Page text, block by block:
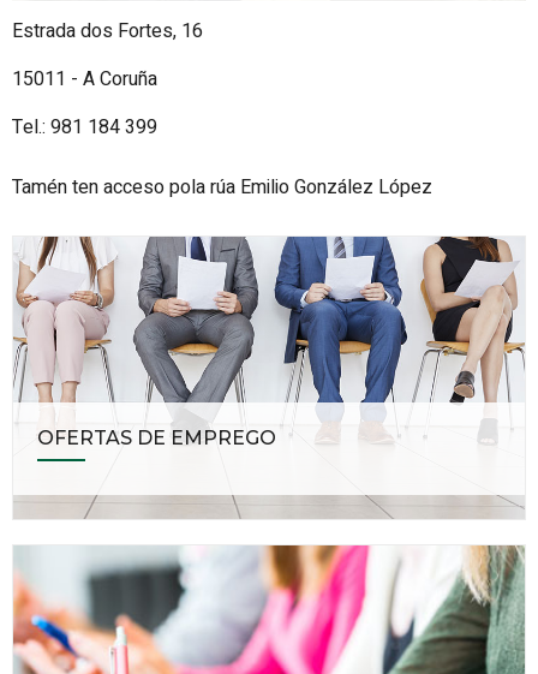
Estrada dos Fortes, 16
15011 - A Coruña
Tel.: 981 184 399
Tamén ten acceso pola rúa Emilio González López
OFERTAS DE EMPREGO